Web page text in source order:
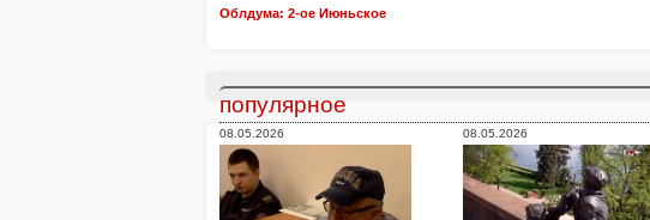
Облдума: 2-ое Июньское
популярное
08.05.2026 08.05.2026